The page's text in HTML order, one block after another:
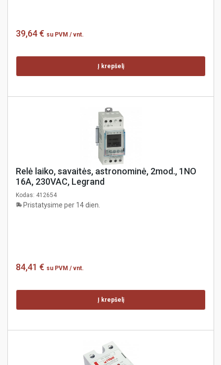
39,64 € su PVM / vnt.
Į krepšelį
Relė laiko, savaitės, astronominė, 2mod., 1NO
16A, 230VAC, Legrand
Kodas: 412654
Pristatysime per 14 dien.
84,41 € su PVM / vnt.
Į krepšelį